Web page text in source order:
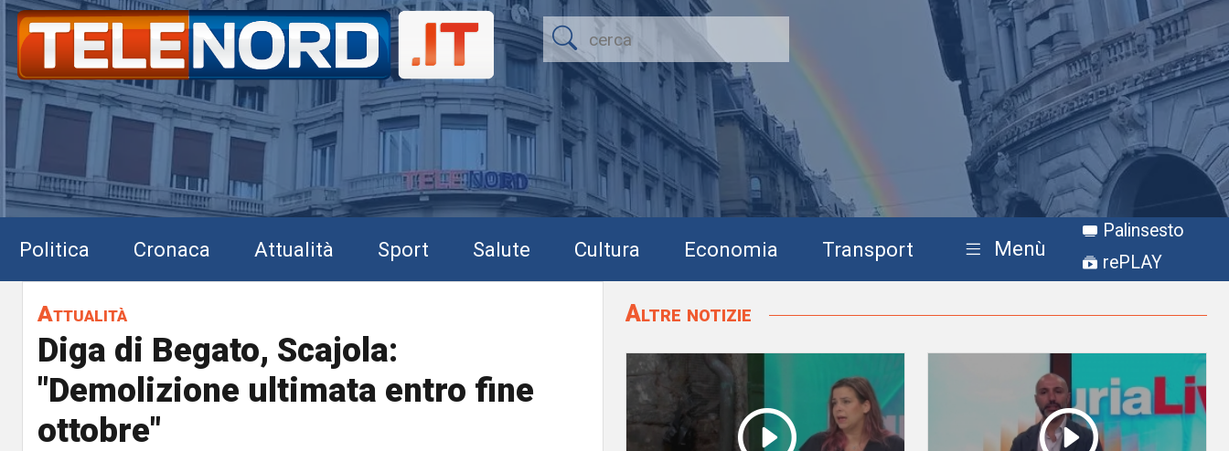
Politica Cronaca Attualità Sport Salute Cultura Economia Transport Menù
Palinsesto
rePLAY
Attualità
Diga di Begato, Scajola:
"Demolizione ultimata entro fine
ottobre"
Altre notizie